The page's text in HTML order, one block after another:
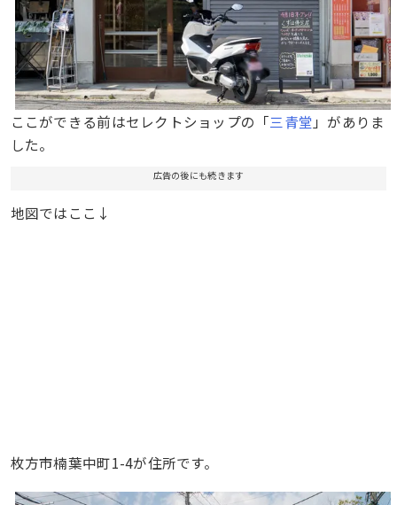
ここができる前はセレクトショップの「三青堂 」がありま
した。
広告の後にも続きます
地図ではここ↓
枚方市楠葉中町1-4が住所です。